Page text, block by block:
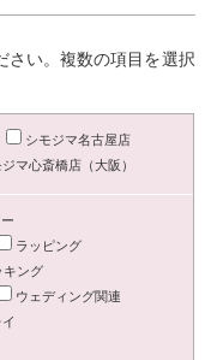
さい。複数の項目を選択
シモジマ名古屋店
マ心斎橋店（大阪）
ラッピング
キング
ウェディング関連